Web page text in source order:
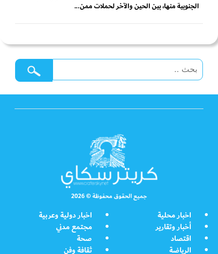
الجنوبية منها، بين الحين والآخر لحملات ممن...
جميع الحقوق محفوظة © 2026
اخبار محلية
اخبار دولية وعربية
أخبار وتقارير
مجتمع مدني
اقتصاد
صحة
الرياضة
ثقافة وفن